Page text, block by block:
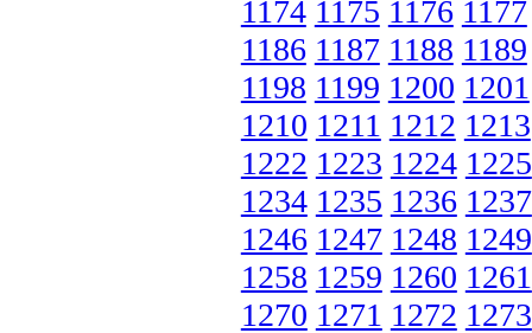
1174 1175 1176 1177
1186 1187 1188 1189
1198 1199 1200 1201
1210 1211 1212 1213
1222 1223 1224 1225
1234 1235 1236 1237
1246 1247 1248 1249
1258 1259 1260 1261
1270 1271 1272 1273